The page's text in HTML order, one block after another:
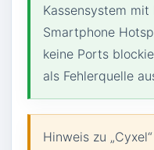
Kassensystem
Smartphone
keine Ports
als Fehlerquelle
Hinweis zu